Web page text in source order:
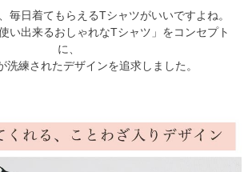
毎日着てもらえるTシャツがいいですよね。
い出来るおしゃれなTシャツ」をコンセプト
に、
洗練されたデザインを追求しました。